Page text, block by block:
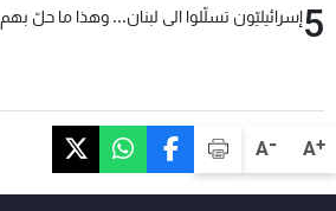
A+
A-
5إسرائيليّون تسلّلوا الى لبنان... وهذا ما حلّ بهم